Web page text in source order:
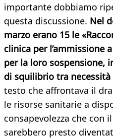
importante dobbiamo
questa discussione. Nel
marzo erano 15 le
clinica per l’ammissione
per la loro sospensione,
di squilibrio tra
testo che affrontava il
le risorse sanitarie a
consapevolezza che con
sarebbero presto